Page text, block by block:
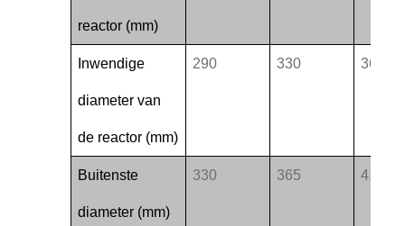
reactor (mm)
Inwendige
diameter van
de reactor (mm)
290 330 365
Buitenste
diameter (mm)
330 365 410